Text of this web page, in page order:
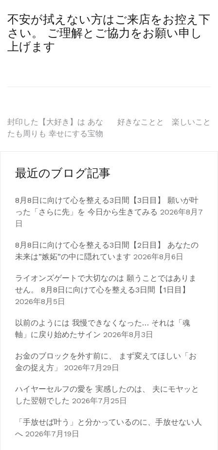
不安が拭えない方はご来店をお控え下
さい。 ご理解とご協力をお願い申し
上げます
投
稿
ビ
ゲ
ー
ョ
ン
封印した【大好き】は あな
たも周りも 幸せにする宝物
好きなことと 楽しいこと
最近のブログ記事
8月8日に向けて心を整える3日間【3日目】 願いが叶
った「さらに先」を 今日から生きてみる 2026年8月7
日
8月8日に向けて心を整える3日間【2日目】 あなたの
未来は”嫉妬”の中に隠れています 2026年8月6日
ライオンズゲートで大切なのは 願うことではありま
せん。 8月8日に向けて心を整える3日間【1日目】
2026年8月5日
以前のようには 我慢できなくなった… それは「魂
軸」に戻り始めたサイン 2026年8月3日
お金のブロックを外す前に、 まず変えてほしい「お
金の捉え方」
2026年7月29日
ハイヤーセルフの愛を 実感したのは、 夫にモヤッと
した翌朝でした 2026年7月25日
「手放せば叶う」と分かっているのに、手放せない人
へ 2026年7月19日